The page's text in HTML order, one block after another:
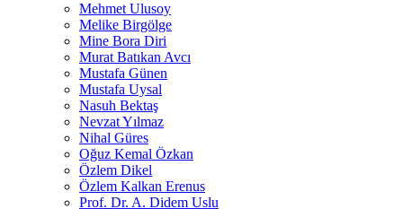
Mehmet Ulusoy
Melike Birgölge
Mine Bora Diri
Murat Batıkan Avcı
Mustafa Günen
Mustafa Uysal
Nasuh Bektaş
Nevzat Yılmaz
Nihal Güres
Oğuz Kemal Özkan
Özlem Dikel
Özlem Kalkan Erenus
Prof. Dr. A. Didem Uslu